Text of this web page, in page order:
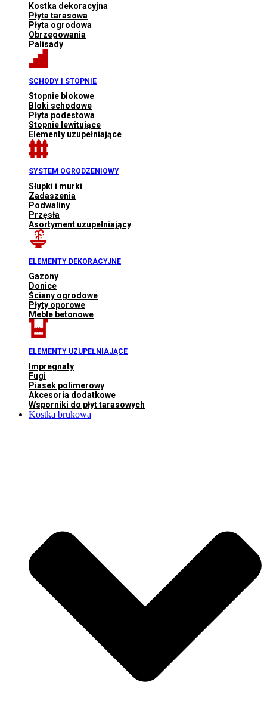
Kostka dekoracyjna
Płyta tarasowa
Płyta ogrodowa
Obrzegowania
Palisady
SCHODY I STOPNIE
Stopnie blokowe
Bloki schodowe
Płyta podestowa
Stopnie lewitujące
Elementy uzupełniające
SYSTEM OGRODZENIOWY
Słupki i murki
Zadaszenia
Podwaliny
Przęsła
Asortyment uzupełniający
ELEMENTY DEKORACYJNE
Gazony
Donice
Ściany ogrodowe
Płyty oporowe
Meble betonowe
ELEMENTY UZUPEŁNIAJĄCE
Impregnaty
Fugi
Piasek polimerowy
Akcesoria dodatkowe
Wsporniki do płyt tarasowych
Kostka brukowa